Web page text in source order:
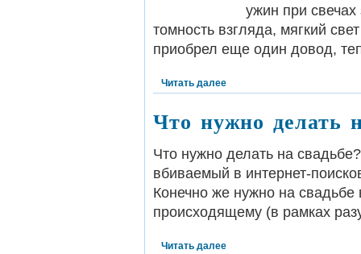
ужин при свечах
томность взгляда, мягкий
приобрел еще один довод,
Читать далее
Что нужно делать
Что нужно делать на
вбиваемый в интернет-
Конечно же нужно на свадьбе
происходящему (в рамках
Читать далее